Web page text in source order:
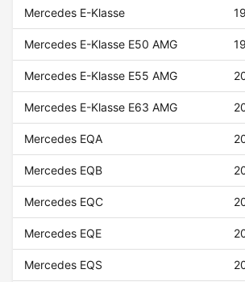
Mercedes E-Klasse
Mercedes E-Klasse E50 AMG
Mercedes E-Klasse E55 AMG
Mercedes E-Klasse E63 AMG
Mercedes EQA
Mercedes EQB
Mercedes EQC
Mercedes EQE
Mercedes EQS